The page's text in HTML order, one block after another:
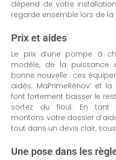
dépend de votre
regarde ensemble lors de la
Prix et aides
Le prix d’une pompe à
modèle, de la puissance
bonne nouvelle : ces
aidés. MaPrimeRénov’ et
font fortement baisser le
sortez du fioul. En tant
montons votre dossier
tout dans un devis clair,
Une pose dans les